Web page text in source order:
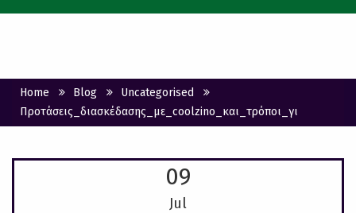
Home Blog
Uncategorised
Προτάσεις_διασκέδασης_με_coolzino_και_τρόποι_γι
09
Jul